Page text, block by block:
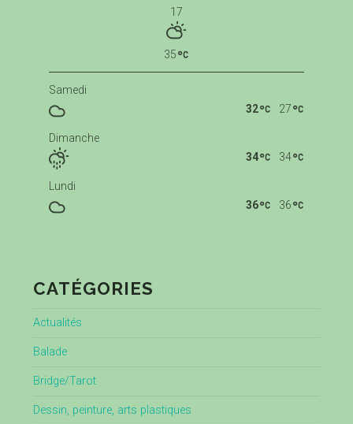
17
35
Samedi
27
32
Dimanche
34
34
Lundi
36
36
CATÉGORIES
Actualités
Balade
Bridge/Tarot
Dessin, peinture, arts plastiques